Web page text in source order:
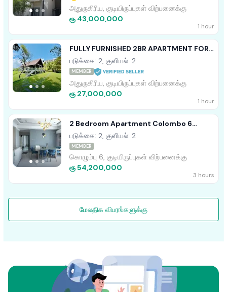
அதுருகிரிய, குடியிருப்புகள் விற்பனைக்கு
ரூ 43,000,000
1 hour
FULLY FURNISHED 2BR APARTMENT FOR
SALE IN ARIYANA RESORT ATHURUGIRIYA
படுக்கை: 2, குளியல்: 2
MEMBER
அதுருகிரிய, குடியிருப்புகள் விற்பனைக்கு
ரூ 27,000,000
1 hour
2 Bedroom Apartment Colombo 6
Wellawatta For Sale
படுக்கை: 2, குளியல்: 2
MEMBER
கொழும்பு 6, குடியிருப்புகள் விற்பனைக்கு
ரூ 54,200,000
3 hours
மேலதிக விபரங்களுக்கு